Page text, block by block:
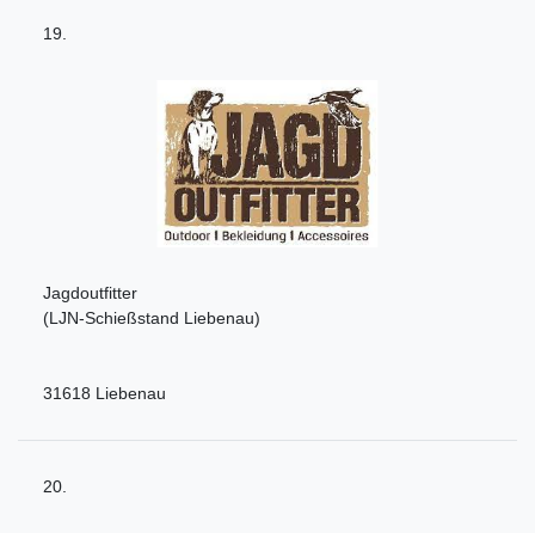
19.
Jagdoutfitter
(LJN-Schießstand Liebenau)
31618 Liebenau
20.